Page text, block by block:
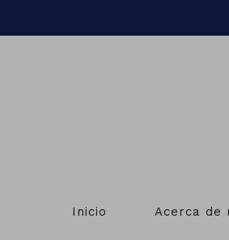
Inicio Acerca de
Provincias